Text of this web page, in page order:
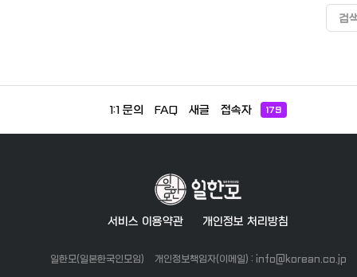
검
1:1 문의 FAQ 새글 접속자 179
서비스 이용약관 개인정보 처리방침
일한모(일본한국인모임) 개인정보책임자(이메일) : info@korean.co.jp